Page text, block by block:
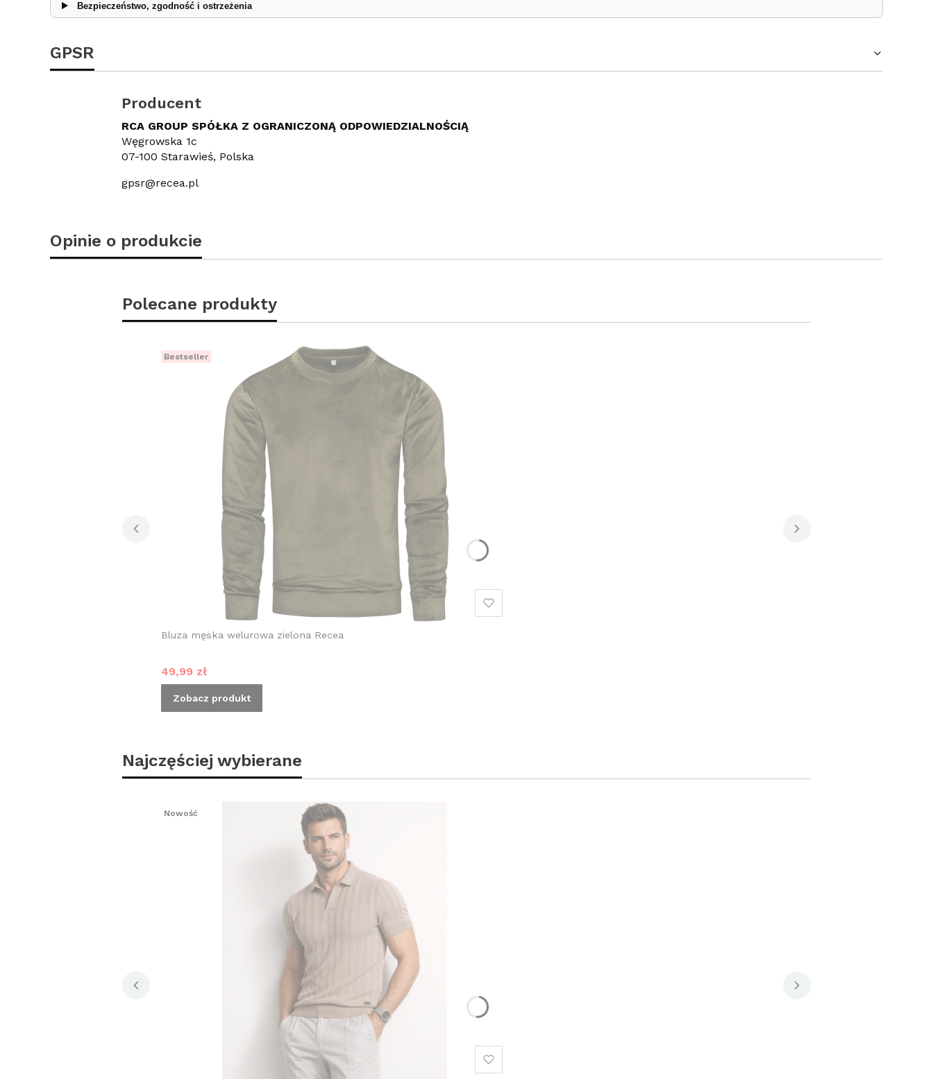
Bezpieczeństwo, zgodność i ostrzeżenia
GPSR
Producent
RCA GROUP SPÓŁKA Z OGRANICZONĄ ODPOWIEDZIALNOŚCIĄ
Węgrowska 1c
07-100 Starawieś, Polska
gpsr@recea.pl
Opinie o produkcie
Polecane produkty
Bestseller
Bluza męska welurowa zielona Recea
Cena promocyjna
49,99 zł
Zobacz produkt
Najczęściej wybierane
Nowość